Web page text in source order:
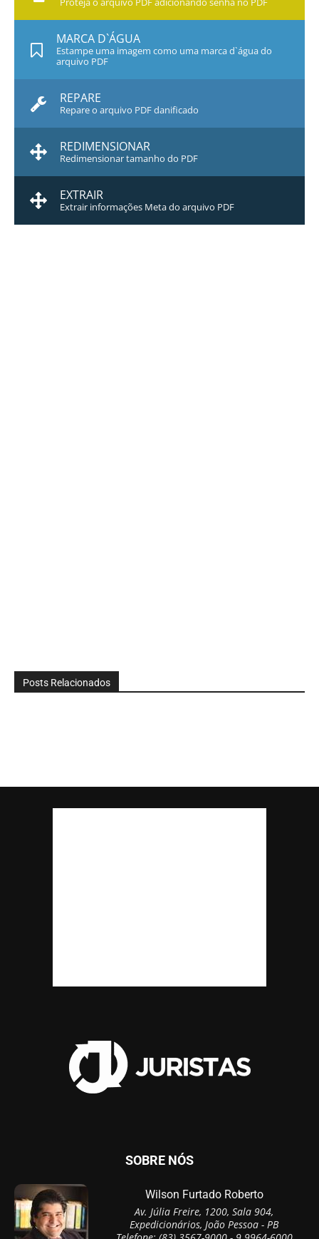
MARCA D`ÁGUA
Estampe uma imagem como uma marca d`água do
arquivo PDF
REPARE
Repare o arquivo PDF danificado
REDIMENSIONAR
Redimensionar tamanho do PDF
EXTRAIR
Extrair informações Meta do arquivo PDF
Posts Relacionados
SOBRE NÓS
Wilson Furtado Roberto
Av. Júlia Freire, 1200, Sala 904,
Expedicionários, João Pessoa - PB